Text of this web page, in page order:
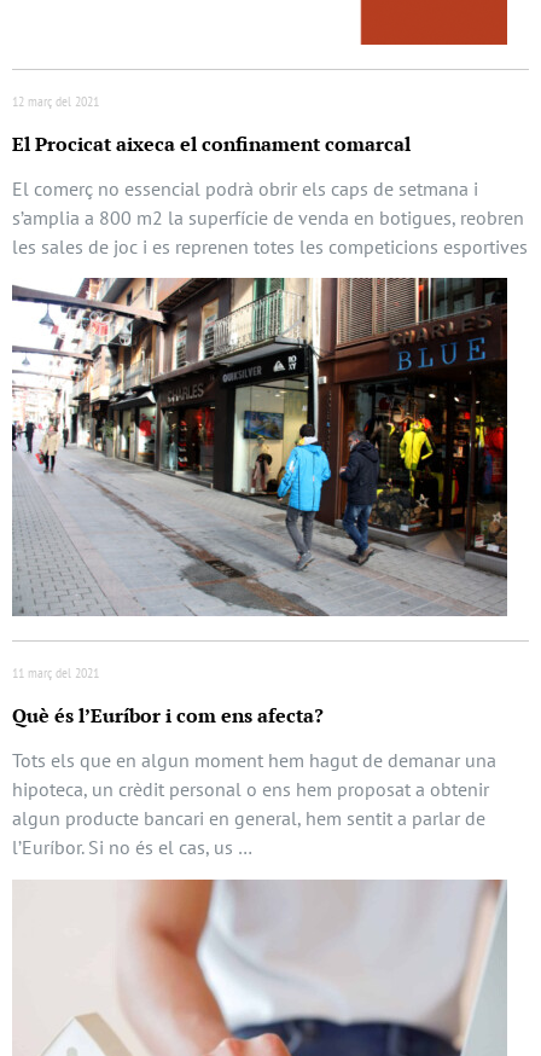
12 març del 2021
El Procicat aixeca el confinament comarcal
El comerç no essencial podrà obrir els caps de setmana i
s’amplia a 800 m2 la superfície de venda en botigues, reobren
les sales de joc i es reprenen totes les competicions esportives
11 març del 2021
Què és l’Euríbor i com ens afecta?
Tots els que en algun moment hem hagut de demanar una
hipoteca, un crèdit personal o ens hem proposat a obtenir
algun producte bancari en general, hem sentit a parlar de
l’Euríbor. Si no és el cas, us …